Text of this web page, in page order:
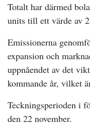
Totalt har därmed
units till ett värde av
Emissionerna
expansion och
uppnåendet av det
kommande år, vilket
Teckningsperioden i
den 22 november.